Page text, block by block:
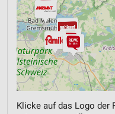
Klicke auf das Logo der